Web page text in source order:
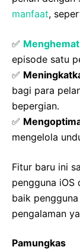
manfaat,
✅
episode satu
✅
bagi para
bepergian.
✅
mengelola
Fitur baru ini
pengguna iOS
baik
pengalaman
Pamungkas